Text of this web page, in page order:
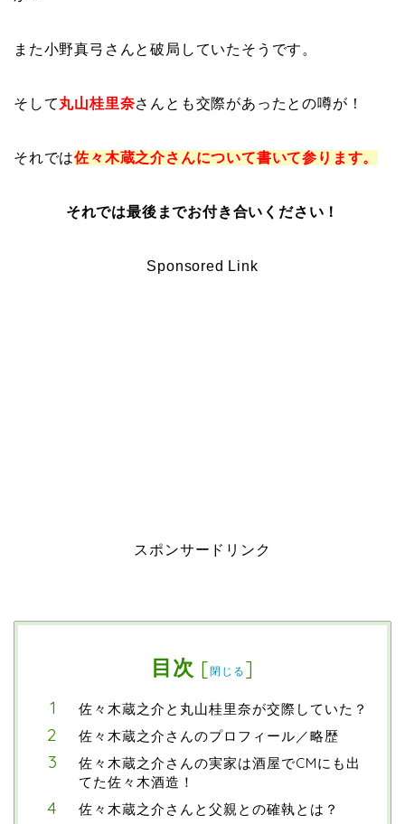
また小野真弓さんと破局 していたそうです。
そして丸山桂里奈さんとも交際があったとの噂が！
それでは佐々木蔵之介さんについて書いて参ります。
それでは最後までお付き合いください！
Sponsored Link
スポンサードリンク
目次 [閉じる ]
佐々木蔵之介と丸山桂里奈が交際していた？
佐々木蔵之介さんのプロフィール／略歴
佐々木蔵之介さんの実家は酒屋でCMにも出
てた佐々木酒造！
佐々木蔵之介さんと父親との確執とは？